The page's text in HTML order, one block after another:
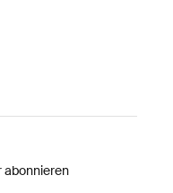
abonnieren